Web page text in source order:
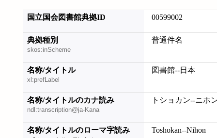
国立国会図書館典拠ID 00599002
典拠種別
skos:inScheme
普通件名
名称/タイトル
xl:prefLabel
図書館--日本
名称/タイトルのカナ読み
ndl:transcription@ja-Kana
トショカン--ニホ
名称/タイトルのローマ字読み Toshokan--Nihon